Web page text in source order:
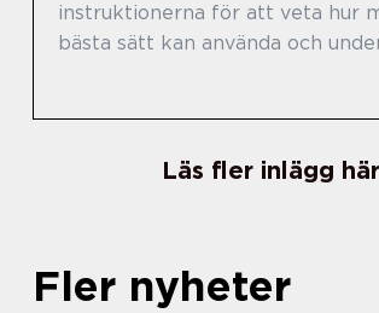
instruktionerna för att veta hur
bästa sätt kan använda och
Läs fler inlägg här
Fler nyheter